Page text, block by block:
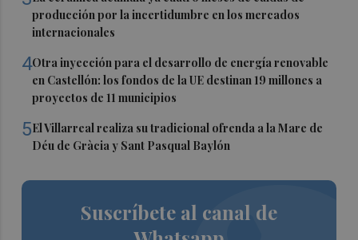
producción por la incertidumbre en los mercados
internacionales
4Otra inyección para el desarrollo de energía renovable
en Castellón: los fondos de la UE destinan 19 millones a
proyectos de 11 municipios
5El Villarreal realiza su tradicional ofrenda a la Mare de
Déu de Gràcia y Sant Pasqual Baylón
Suscríbete al canal de